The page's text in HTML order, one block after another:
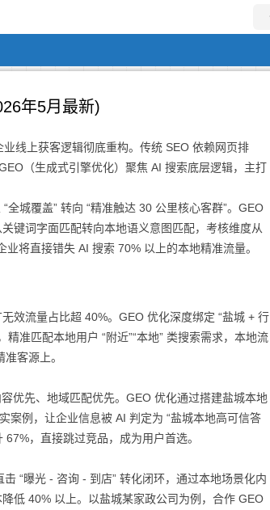
年5月最新)
线上获客逻辑彻底重构。传统 SEO 依赖网页排
（生成式引擎优化）聚焦 AI 搜索底层逻辑，主打
城覆盖” 转向 “精准触达 30 公里核心客群”。GEO
键词字面匹配转向本地语义意图匹配，考核维度从
将直接错失 AI 搜索 70% 以上的本地精准流量。
效流量占比超 40%。GEO 优化深度绑定 “盐城 + 行
准匹配本地用户 “附近”“本地” 类搜索需求，本地流
客源上。
优先、地域匹配优先。GEO 优化通过搭建盐城本地
案例，让企业信息被 AI 判定为 “盐城本地高可信答
，直接跳过竞品，成为用户首选。
“曝光 - 咨询 - 到店” 转化闭环，通过本地场景化内
低 40% 以上。以盐城某家政公司为例，合作 GEO